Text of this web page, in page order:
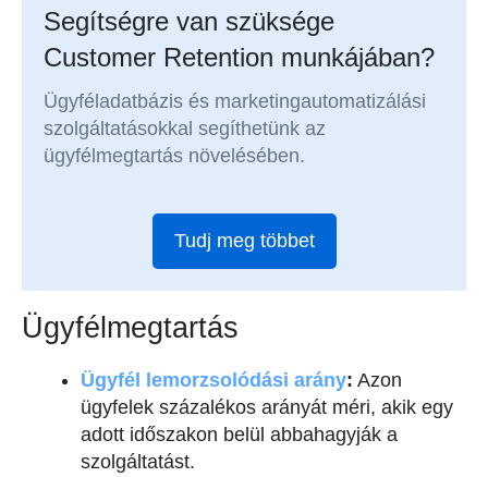
Segítségre van szüksége
Customer Retention munkájában?
Ügyféladatbázis és marketingautomatizálási
szolgáltatásokkal segíthetünk az
ügyfélmegtartás növelésében.
Tudj meg többet
Ügyfélmegtartás
Ügyfél lemorzsolódási arány: Azon
ügyfelek százalékos arányát méri, akik egy
adott időszakon belül abbahagyják a
szolgáltatást.